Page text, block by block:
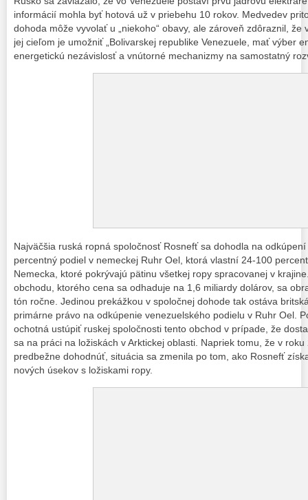
informácií mohla byť hotová už v priebehu 10 rokov. Medvedev
dohoda môže vyvolať u „niekoho“ obavy, ale zároveň zdôraznil, že
jej cieľom je umožniť „Bolivarskej republike Venezuele, mať výber
energetickú nezávislosť a vnútorné mechanizmy na samostatný
Najväčšia ruská ropná spoločnosť Rosnefť sa dohodla na
percentný podiel v nemeckej Ruhr Oel, ktorá vlastní 24-100
Nemecka, ktoré pokrývajú pätinu všetkej ropy spracovanej v
obchodu, ktorého cena sa odhaduje na 1,6 miliardy dolárov, sa
tón ročne. Jedinou prekážkou v spoločnej dohode tak ostáva
primárne právo na odkúpenie venezuelského podielu v Ruhr Oel.
ochotná ustúpiť ruskej spoločnosti tento obchod v prípade, že
sa na práci na ložiskách v Arktickej oblasti. Napriek tomu, že v
predbežne dohodnúť, situácia sa zmenila po tom, ako Rosnefť
nových úsekov s ložiskami ropy.